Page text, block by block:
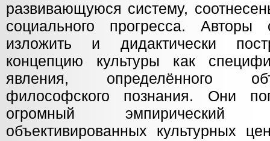
развивающуюся систему,
социального прогресса. Авторы
изложить и дидактически
концепцию культуры как
явления, определённого
философского познания. Они
огромный
объективированных культурных